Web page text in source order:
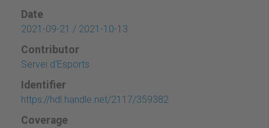
Date
2021-09-21 / 2021-10-13
Contributor
Servei d'Esports
Identifier
https://hdl.handle.net/2117/359382
Coverage